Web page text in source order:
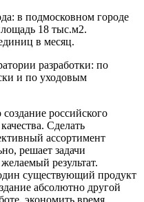
в подмосковном городе
18 тыс.м2.
в месяц.
разработки: по
и по уходовым
российского
Сделать
ассортимент
решает задачи
результат.
существующий продукт
абсолютно другой
экономить время